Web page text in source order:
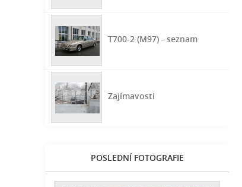
T700-2 (M97) - seznam
Zajímavosti
POSLEDNÍ FOTOGRAFIE